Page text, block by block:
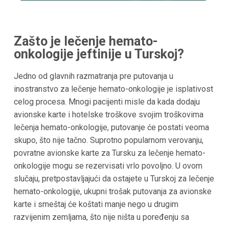
Zašto je lečenje hemato-
onkologije jeftinije u Turskoj?
Jedno od glavnih razmatranja pre putovanja u
inostranstvo za lečenje hemato-onkologije je isplativost
celog procesa. Mnogi pacijenti misle da kada dodaju
avionske karte i hotelske troškove svojim troškovima
lečenja hemato-onkologije, putovanje će postati veoma
skupo, što nije tačno. Suprotno popularnom verovanju,
povratne avionske karte za Tursku za lečenje hemato-
onkologije mogu se rezervisati vrlo povoljno. U ovom
slučaju, pretpostavljajući da ostajete u Turskoj za lečenje
hemato-onkologije, ukupni trošak putovanja za avionske
karte i smeštaj će koštati manje nego u drugim
razvijenim zemljama, što nije ništa u poređenju sa